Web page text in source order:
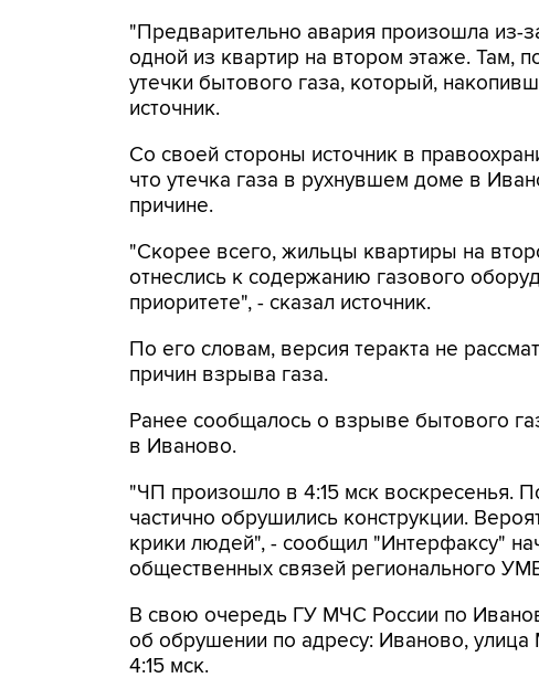
"Предварительно авария произошла из-
одной из квартир на втором этаже. Там,
утечки бытового газа, который,
источник.
Со своей стороны источник в
что утечка газа в рухнувшем доме в
причине.
"Скорее всего, жильцы квартиры на
отнеслись к содержанию газового
приоритете", - сказал источник.
По его словам, версия теракта не
причин взрыва газа.
Ранее сообщалось о взрыве бытового
в Иваново.
"ЧП произошло в 4:15 мск воскресенья.
частично обрушились конструкции.
крики людей", - сообщил "Интерфаксу"
общественных связей регионального
В свою очередь ГУ МЧС России по
об обрушении по адресу: Иваново, улица
4:15 мск.